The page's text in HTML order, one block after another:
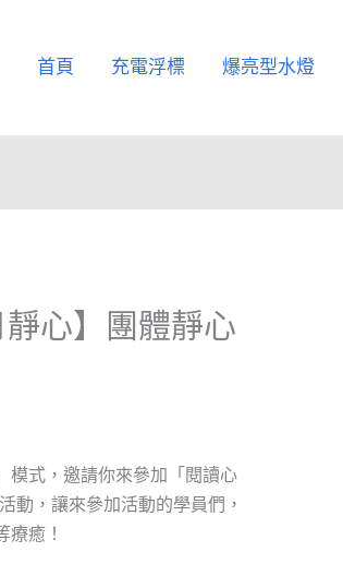
首頁 充電浮標 爆亮型水燈
心】團體靜心
模式，邀請你來參加「閱讀心
動，讓來參加活動的學員們，
癒！